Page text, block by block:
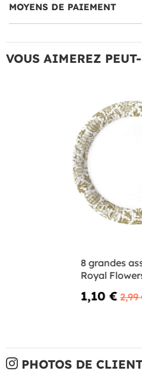
MOYENS DE PAIEMENT
VOUS AIMEREZ
8 grandes
Royal
1,10 € 2,99
PHOTOS DE